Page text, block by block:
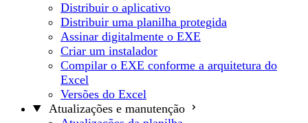
Distribuir o aplicativo
Distribuir uma planilha protegida
Assinar digitalmente o EXE
Criar um instalador
Compilar o EXE conforme a arquitetura do
Excel
Versões do Excel
Atualizações e manutenção